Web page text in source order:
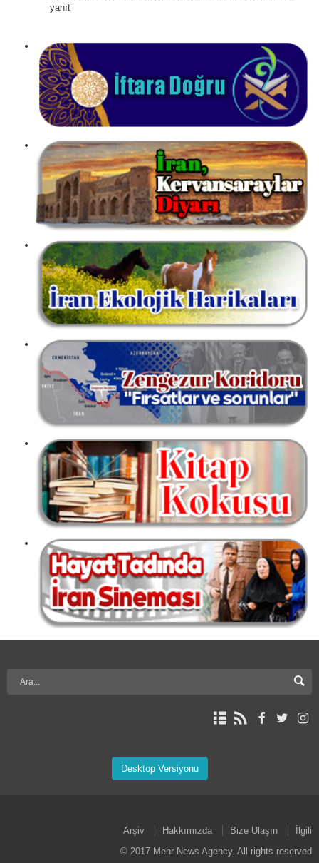
yanıt
Desktop Versiyonu
Arşiv Hakkımızda Bize Ulaşın
İlgili
© 2017 Mehr News Agency. All rights reserved